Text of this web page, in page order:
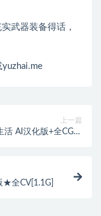
武器装备得话，
上一篇
AI汉化版+全CG存
★全CV[1.1G]